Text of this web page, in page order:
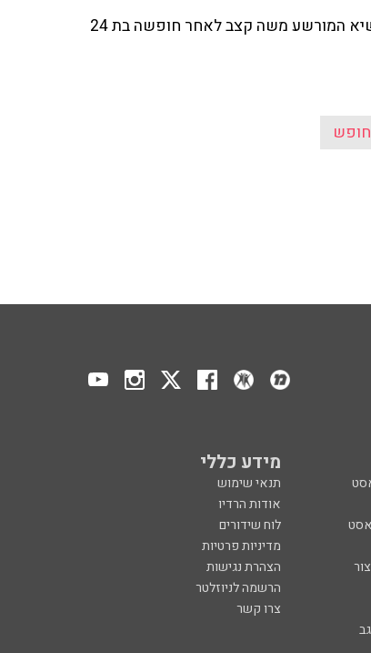
יוסי זילברמן, כתב חדשות ערוץ 2, מדווח על חזרתו לכלא של הנשיא המורשע משה קצב לאחר חופשה בת 24
חופש
מידע כללי
תנאי שימוש
אודות הרדיו
לוח שידורים
מדיניות פרטיות
הצהרת נגישות
הרשמה לניוזלטר
צרו קשר